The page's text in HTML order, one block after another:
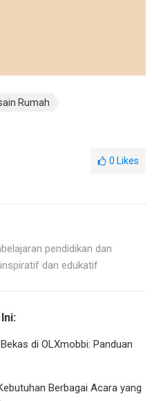
Rumah
0 Likes
pendidikan dan
dan edukatif
di OLXmobbi: Panduan
Berbagai Acara yang